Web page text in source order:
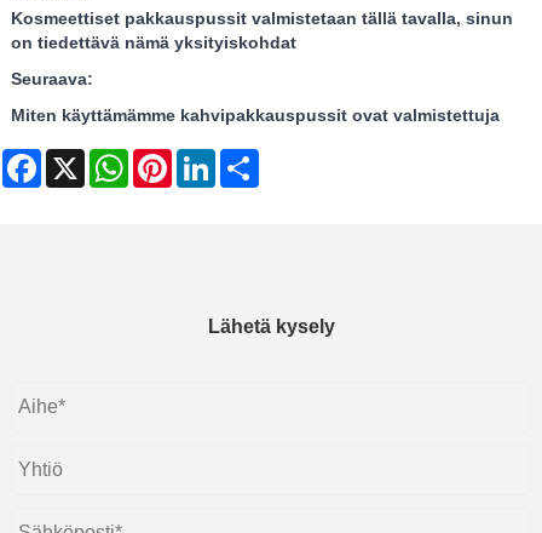
Kosmeettiset pakkauspussit valmistetaan tällä tavalla, sinun
on tiedettävä nämä yksityiskohdat
Seuraava:
Miten käyttämämme kahvipakkauspussit ovat valmistettuja
Facebook
X WhatsAppPinterestLinkedIn
Lähetä kysely